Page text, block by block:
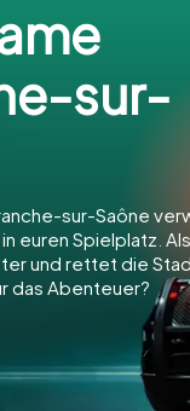
sur-
sur-Saône
euren Spielplatz.
und rettet die
das Abenteuer?